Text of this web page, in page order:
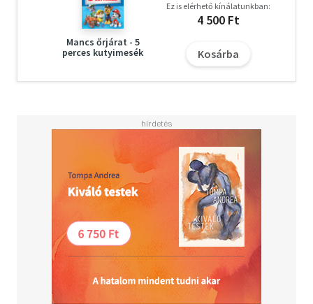
Mancs őrjárat - 5
perces kutyimesék
Ez is elérhető kínálatunkban:
4 500 Ft
Kosárba